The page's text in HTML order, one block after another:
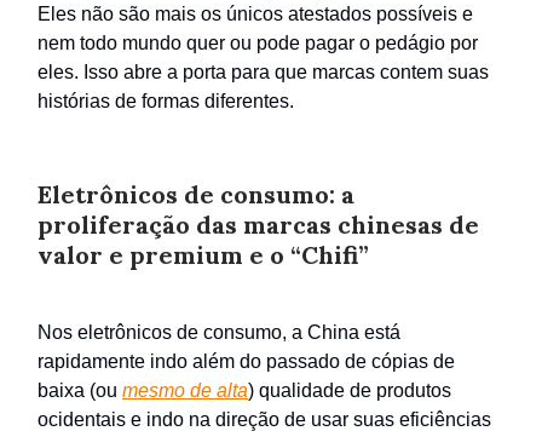
Eles não são mais os únicos atestados possíveis e
nem todo mundo quer ou pode pagar o pedágio por
eles. Isso abre a porta para que marcas contem suas
histórias de formas diferentes.
Eletrônicos de consumo: a
proliferação das marcas chinesas de
valor e premium e o “Chifi”
Nos eletrônicos de consumo, a China está
rapidamente indo além do passado de cópias de
baixa (ou mesmo de alta) qualidade de produtos
ocidentais e indo na direção de usar suas eficiências